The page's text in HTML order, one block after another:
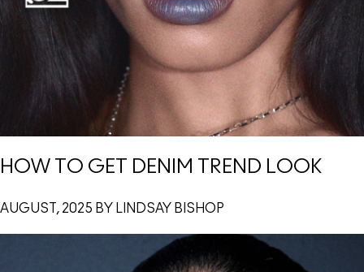
HOW TO GET DENIM TREND LOOK
AUGUST, 2025 BY LINDSAY BISHOP